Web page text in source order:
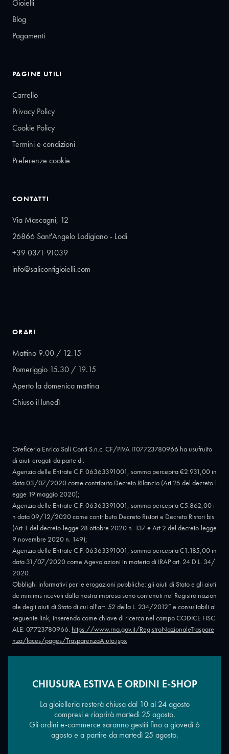
Gioielli
Blog
Pagamenti
PAGINE UTILI
Carrello
Privacy Policy
Cookie Policy
Termini e condizioni
Preferenze cookie
CONTATTI
Via Mascagni, 12
26866 Sant'Angelo Lodigiano - Lodi
+39 0371 91039
info@salicontigioielli.com
ORARI
Mattino 9.00 / 12.15
Pomeriggio 15.30 / 19.15
Aperto la domenica mattina
Chiuso il lunedì
Oreficeria Enrico Sali Conti S.n.c. CF/PIVA IT07723780966 ha usufruito
di aiuti erogati da parte di:
Agenzia delle Entrate C.F. 06363391001, somma percepita €2.931,00 in
data 03/07/2020 come contributo Decreto Rilancio (Art.25 del decreto-l
egge 19 maggio 2020);
Agenzia delle Entrate C.F. 06363391001, somma percepita €5.862,00 i
n data 09/12/2020 come contributo Decreto Ristori e Decreto Ristori bis
(Art.1 del decreto-legge 28 ottobre 2020 n. 137 e Art.2 del decreto-legge
9 novembre 2020 n. 149);
Agenzia delle Entrate C.F. 06363391001, somma percepita €1.185,00 in
data 31/07/2020 come Agevolazioni in materia di IRAP art. 24 D.L. 34/
2020.
Obblighi informativi per le erogazioni pubbliche: gli aiuti di Stato e gli aiuti
de minimis ricevuti dalla nostra impresa sono contenuti nel Registro nazion
ale degli aiuti di Stato di cui all'art. 52 della L. 234/2012” e consultabili al
seguente link, inserendo come chiave di ricerca nel campo CODICE FISC
ALE: 07723780966. https://www.rna.gov.it/RegistroNazionaleTraspare
nza/faces/pages/TrasparenzaAiuto.jspx
Copyright © 2026 - Oreficeria Enrico Sali Conti e C. snc - Partita IVA
CHIUSURA ESTIVA E ORDINI E-SHOP
La gioielleria resterà chiusa dal 10 al 24 agosto
compresi e riaprirà martedì 25 agosto.
Gli ordini e-commerce saranno gestiti fino a giovedì 6
agosto e a partire da martedì 25 agosto.